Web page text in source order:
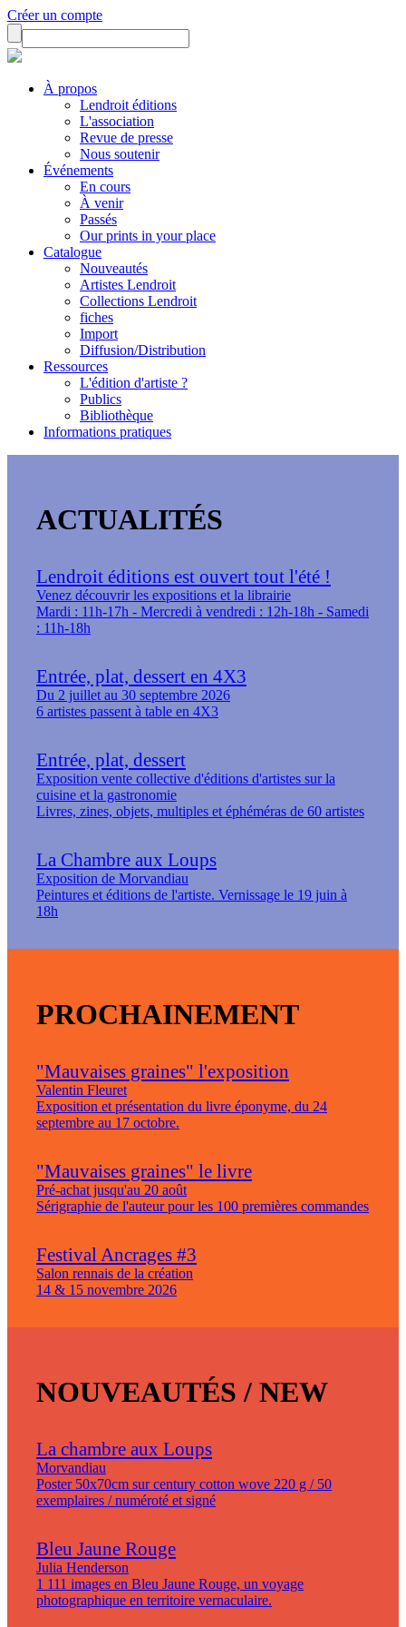
Créer un compte
À propos
Lendroit éditions
L'association
Revue de presse
Nous soutenir
Événements
En cours
À venir
Passés
Our prints in your place
Catalogue
Nouveautés
Artistes Lendroit
Collections Lendroit
fiches
Import
Diffusion/Distribution
Ressources
L'édition d'artiste ?
Publics
Bibliothèque
Informations pratiques
ACTUALITÉS
Lendroit éditions est ouvert tout l'été !
Venez découvrir les expositions et la librairie
Mardi : 11h-17h - Mercredi à vendredi : 12h-18h - Samedi
: 11h-18h
Entrée, plat, dessert en 4X3
Du 2 juillet au 30 septembre 2026
6 artistes passent à table en 4X3
Entrée, plat, dessert
Exposition vente collective d'éditions d'artistes sur la
cuisine et la gastronomie
Livres, zines, objets, multiples et éphéméras de 60 artistes
La Chambre aux Loups
Exposition de Morvandiau
Peintures et éditions de l'artiste. Vernissage le 19 juin à
18h
PROCHAINEMENT
"Mauvaises graines" l'exposition
Valentin Fleuret
Exposition et présentation du livre éponyme, du 24
septembre au 17 octobre.
"Mauvaises graines" le livre
Pré-achat jusqu'au 20 août
Sérigraphie de l'auteur pour les 100 premières commandes
Festival Ancrages #3
Salon rennais de la création
14 & 15 novembre 2026
NOUVEAUTÉS / NEW
La chambre aux Loups
Morvandiau
Poster 50x70cm sur century cotton wove 220 g / 50
exemplaires / numéroté et signé
Bleu Jaune Rouge
Julia Henderson
1 111 images en Bleu Jaune Rouge, un voyage
photographique en territoire vernaculaire.